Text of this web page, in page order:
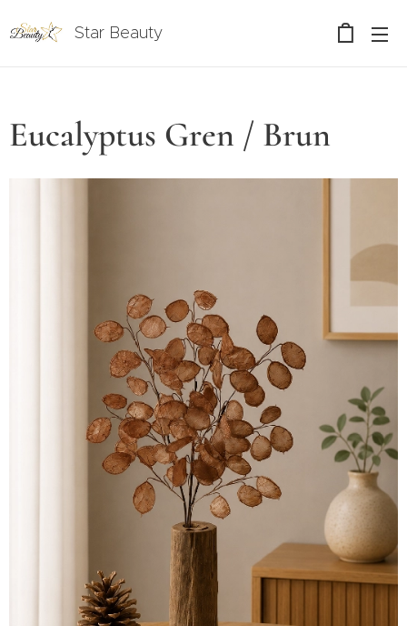
Star Beauty
Eucalyptus Gren / Brun